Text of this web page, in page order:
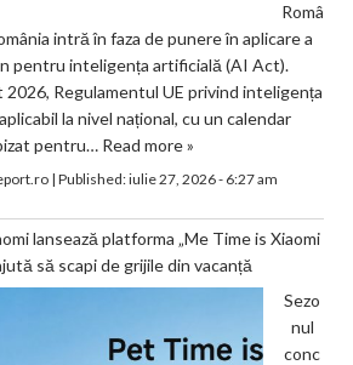
Româ
intră în faza de punere în aplicare a
pentru inteligența artificială (AI Act).
Regulamentul UE privind inteligența
la nivel național, cu un calendar
pentru… Read more »
| Published:iulie 27, 2026 - 6:27 am
lansează platforma „Me Time is Xiaomi
să scapi de grijile din vacanță
Sezo
nul
conc